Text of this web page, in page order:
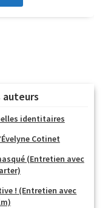
identitaires
Cotinet
(Entretien avec
! (Entretien avec